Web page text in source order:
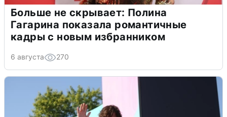
Больше не скрывает: Полина
Гагарина показала романтичные
кадры с новым избранником
6 августа 270